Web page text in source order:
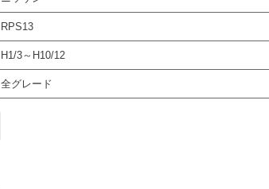
RPS13
H1/3～H10/12
全グレード